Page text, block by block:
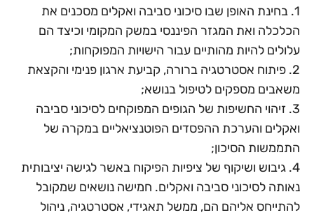
1. בחינת האופן שבו סיכוני סביבה ואקלים מסכנים את
הכלכלה ואת המגזר הפיננסי במשק המקומי וכיצד הם
עלולים להיות מהותיים עבור הישויות המפוקחות;
2. פיתוח אסטרטגיה ברורה, קביעת ארגון פנימי והקצאת
משאבים מספקים לטיפול בנושא;
3. זיהוי החשיפות של הגופים המפוקחים לסיכוני סביבה
ואקלים והערכת ההפסדים הפוטנציאליים במקרה של
התממשות הסיכון;
4. גיבוש ושיקוף של ציפיות הפיקוח באשר לגישה יציבותית
נאותה לסיכוני סביבה ואקלים. חמישה נושאים שמקובל
להתייחס אליהם הם, ממשל תאגידי, אסטרטגיה, ניהול